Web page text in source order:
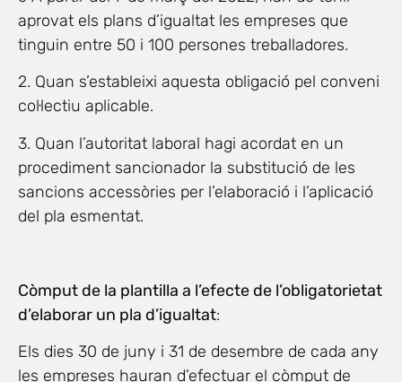
aprovat els plans d’igualtat les empreses que
tinguin entre 50 i 100 persones treballadores.
2. Quan s’estableixi aquesta obligació pel conveni
col·lectiu aplicable.
3. Quan l’autoritat laboral hagi acordat en un
procediment sancionador la substitució de les
sancions accessòries per l’elaboració i l’aplicació
del pla esmentat.
Còmput de la plantilla a l’efecte de l’obligatorietat
d’elaborar un pla d’igualtat:
Els dies 30 de juny i 31 de desembre de cada any
les empreses hauran d’efectuar el còmput de